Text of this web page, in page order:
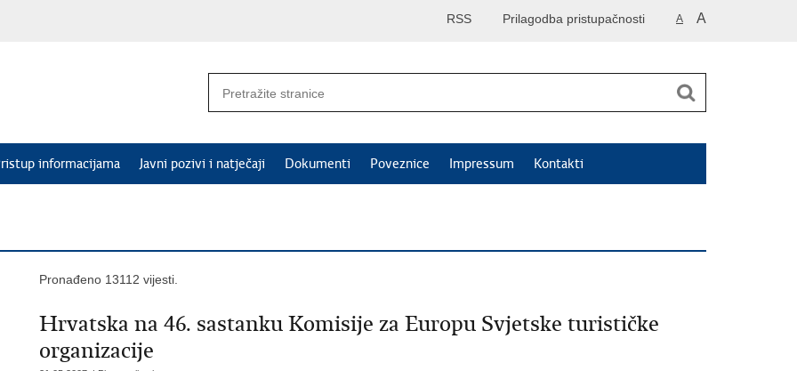
A A
Prilagodba pristupačnosti
RSS
informacijama Javni pozivi i natječaji Dokumenti Poveznice Impressum Kontakti
Pronađeno 13112 vijesti.
Hrvatska na 46. sastanku Komisije za Europu Svjetske turističke
organizacije